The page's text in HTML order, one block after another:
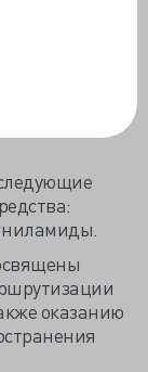
Выбор
в
наличия
оказанию